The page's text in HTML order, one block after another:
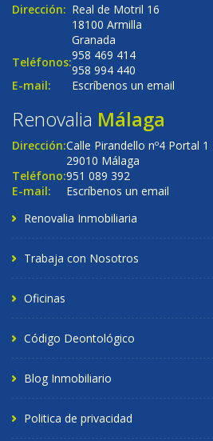
Dirección: Real de Motril 16
18100 Armilla
Granada
Teléfonos:958 469 414
958 994 440
E-mail:
Escríbenos un email
Renovalia Málaga
Dirección:Calle Pirandello nº4 Portal
29010 Málaga
Teléfono:951 089 392
E-mail:
Escríbenos un email
Renovalia Inmobiliaria
Trabaja con Nosotros
Oficinas
Código Deontológico
Blog Inmobiliario
Politica de privacidad